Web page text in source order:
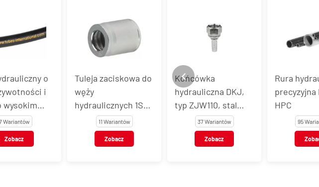
o
i
wysokim
EN 857
Wariantów
Zobacz
Tuleja zaciskowa do
węży
hydraulicznych 1SN,
2SC, stal węglowa,
typ Z1TX
11 Wariantów
Zobacz
Końcówka
hydrauliczna DKJ,
typ ZJW110, stal
węglowa37 Wariantów
Zobacz
Rura
precyzyjna
HPC
95